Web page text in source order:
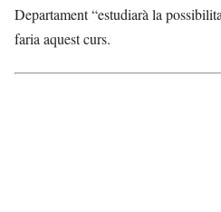
Departament “estudiarà la
faria aquest curs.